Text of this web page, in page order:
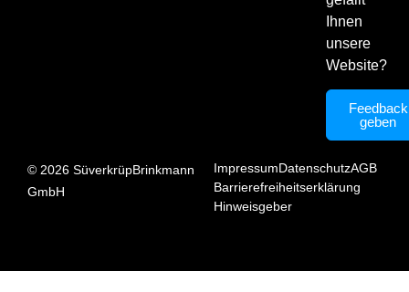
Ihnen
unsere
Website?
Feedback
geben
© 2026 SüverkrüpBrinkmann
GmbH
ImpressumDatenschutzAGB
Barrierefreiheitserklärung
Hinweisgeber